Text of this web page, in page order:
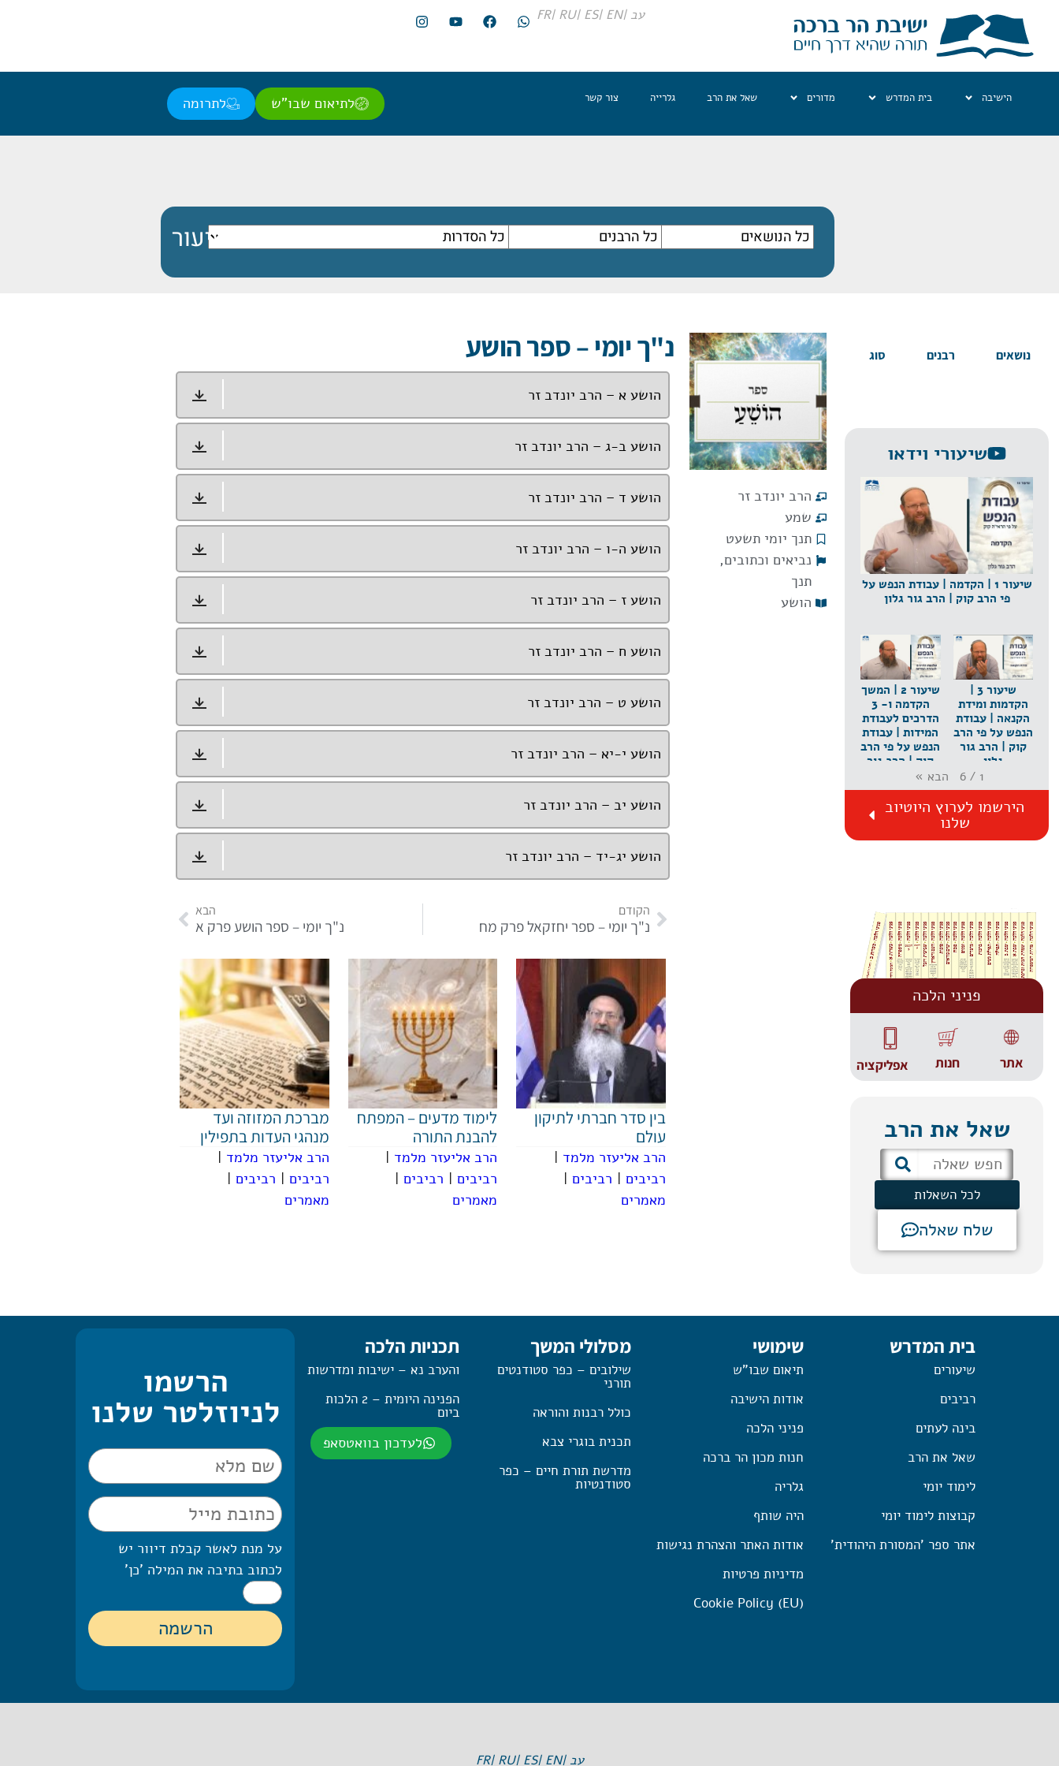
עב |EN |
ES |
RU |
FR
הישיבה בית המדרש מדורים שאל את הרב גלרייה צור קשר לתיאום שבו"ש לתרומה
נושאים רבנים סוג
שיעורי וידאו
שיעור 1 | הקדמה | עבודת הנפש על
פי הרב קוק | הרב גור גלון
שיעור 2 | המשך
הקדמה ו- 3
הדרכים לעבודת
המידות | עבודת
הנפש על פי הרב
קוק | הרב גור
הקדמות ומידת
הקנאה | עבודת
הנפש על פי הרב
קוק | הרב גור
גלון
1
/
6 הבא »
הירשמו לערוץ היוטיוב
שלנו
פניני הלכה
אתר חנות אפליקציה
שאל את הרב
לכל השאלות
שלח שאלה
הרב יונדב זר
שמע
תנך יומי תשעט
נביאים וכתובים,
תנך
הושע
נ"ך יומי – ספר הושע
הושע א – הרב יונדב זר
הושע ב-ג – הרב יונדב זר
הושע ד – הרב יונדב זר
הושע ה-ו – הרב יונדב זר
הושע ז – הרב יונדב זר
הושע ח – הרב יונדב זר
הושע ט – הרב יונדב זר
הושע י-יא – הרב יונדב זר
הושע יב – הרב יונדב זר
הושע יג-יד – הרב יונדב זר
הקודם
נ"ך יומי – ספר יחזקאל פרק מח
הבא
נ"ך יומי – ספר הושע פרק א
בין סדר חברתי לתיקון
עולם
הרב אליעזר מלמד |
רביבים | רביבים |
מאמרים
לימוד מדעים – המפתח
להבנת התורה
הרב אליעזר מלמד |
רביבים | רביבים |
מאמרים
מברכת המזוזה ועד
מנהגי העדות בתפילין
הרב אליעזר מלמד |
רביבים | רביבים |
מאמרים
בית המדרש
שיעורים
רביבים
בינה לעתים
שאל את הרב
לימוד יומי
קבוצות לימוד יומי
אתר ספר 'המסורת היהודית'
שימושי
תיאום שבו"ש
אודות הישיבה
פניני הלכה
חנות מכון הר ברכה
גלריה
היה שותף
אודות האתר והצהרת נגישות
מדיניות פרטיות
Cookie Policy (EU)
מסלולי המשך
שילובים – כפר סטודנטים
תורני
כולל רבנות והוראה
תכנית בוגרי צבא
מדרשת תורת חיים – כפר
סטודנטיות
תכניות הלכה
והערב נא – ישיבות ומדרשות
הפנינה היומית – 2 הלכות
ביום
לעדכון בוואטסאפ
הרשמו
לניוזלטר שלנו
על מנת לאשר קבלת דיוור יש
לכתוב בתיבה את המילה 'כן'
עב |EN |
ES |
RU |
FR